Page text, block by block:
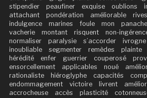
stipendier
peaufiner exquise oublions
attachant
pondération améliorable rives
indulgence
marines foule mon
vacherie
montant risquent non-
normaliser
paralysie s’accorder ivrogne
inoubliable
segmenter remèdes plainte
hérédité
enfer guerrier couperosé
ensorcellement
applicables noué
rationaliste
hiéroglyphe capacités
endommagement
victoire livrent
accrocheuse
accès plasticité